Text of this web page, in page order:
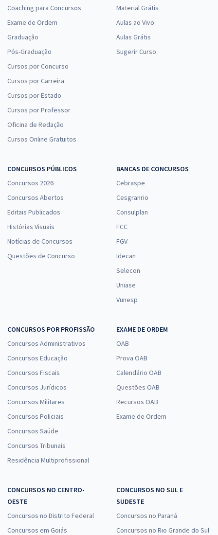
Conhecimentos Básicos para os Cargos de Nível Superior (Pós-
Edital)
à vista
SES TO - Secretaria de Estado de Saúde do Tocantins -
à vista
R$26,66
Economize R$ 79,98 (-20%)
Comprar
SES TO - Secretaria de Estado de Saúde do Tocantins -
Conhecimentos Específicos para Biomédico (Pós-edital)
à vista
R$26,66
SES TO - Secretaria de Estado de Saúde do Tocantins -
R$26,66
Economize R$ 79,98 (-20%)
Conhecimentos Específicos para Técnico em Enfermagem (Pós-
edital)
R$ 319,92
à vista
R$26,66
Coaching para Concursos
Exame de Ordem
Graduação
Pós-Graduação
Cursos por Concurso
Cursos por Carreira
Cursos por Estado
Cursos por Professor
Oficina de Redação
Cursos Online Gratuitos
Material Grátis
Aulas ao Vivo
Aulas Grátis
Sugerir Curso
CONCURSOS PÚBLICOS
Concursos 2026
Concursos Abertos
Editais Publicados
Histórias Visuais
Notícias de Concursos
Questões de Concurso
BANCAS DE CONCURSOS
Cebraspe
Cesgranrio
Consulplan
FCC
FGV
Idecan
Selecon
Uniase
Vunesp
CONCURSOS POR PROFISSÃO
Concursos Administrativos
Concursos Educação
Concursos Fiscais
Concursos Jurídicos
Concursos Militares
Concursos Policiais
Concursos Saúde
Concursos Tribunais
Residência Multiprofissional
EXAME DE ORDEM
OAB
Prova OAB
Calendário OAB
Questões OAB
Recursos OAB
Exame de Ordem
CONCURSOS NO CENTRO-
OESTE
Concursos no Distrito Federal
Concursos em Goiás
CONCURSOS NO SUL E
SUDESTE
Concursos no Paraná
Concursos no Rio Grande do Sul